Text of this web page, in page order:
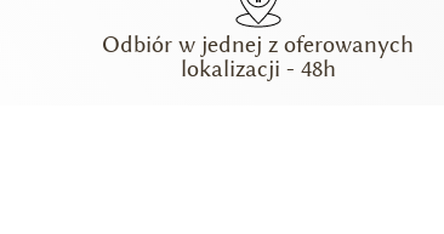
Odbiór w jednej z oferowanych
lokalizacji - 48h